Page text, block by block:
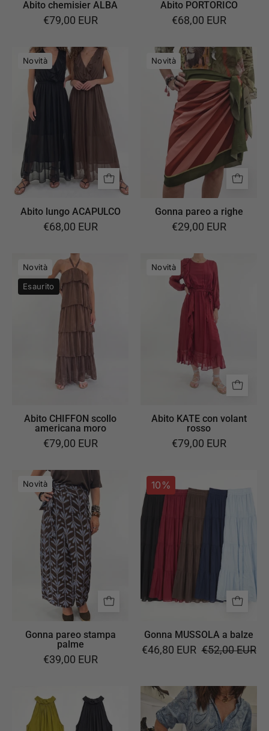
Abito chemisier ALBA
€79,00 EUR
Abito PORTORICO
€68,00 EUR
Abito
lungo
ACAPULCO
Novità
Abito lungo ACAPULCO
€68,00 EUR
Gonna
pareo
a
righe
Novità
Gonna pareo a righe
€29,00 EUR
Abito
CHIFFON
scollo
americana
moro
Novità
Esaurito
Abito CHIFFON scollo
americana moro
€79,00 EUR
Abito
KATE
con
volant
rosso
Novità
Abito KATE con volant
rosso
€79,00 EUR
pareo
stampa
palme
Novità
Gonna pareo stampa
palme
€39,00 EUR
MUSSOLA
10%
Gonna MUSSOLA a balze
€46,80 EUR €52,00 EUR
lungo
FIOCCO
Camicia/abito
sangallo
celeste